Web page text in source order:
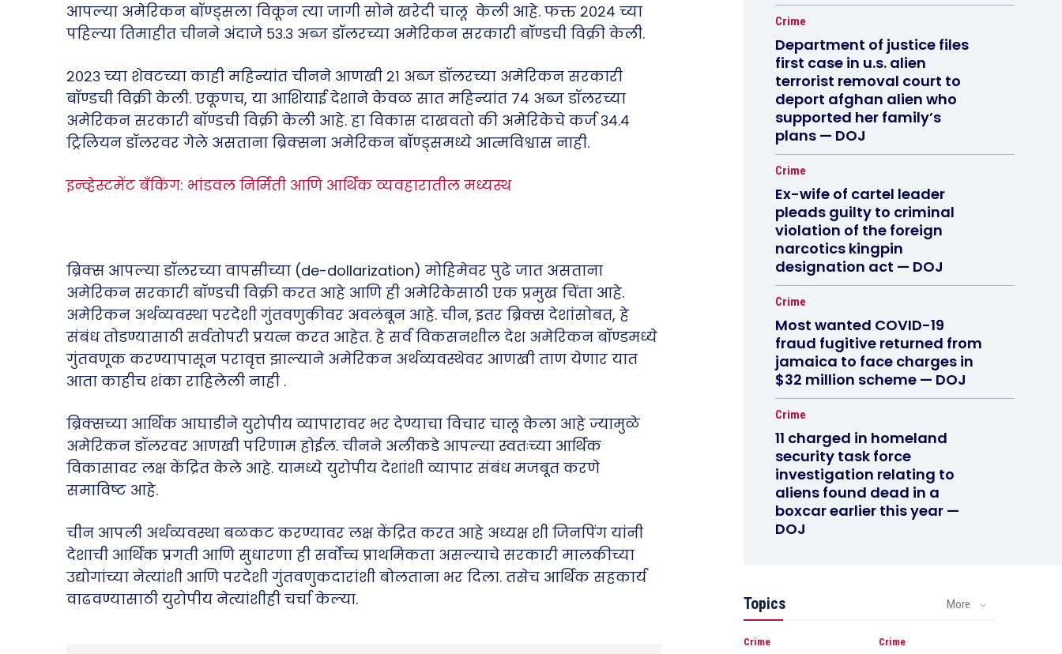
आपल्या अमेरिकन बॉण्ड्सला विकून त्या जागी सोने खरेदी चालू केली आहे. फक्त २०२४ च्या
पहिल्या तिमाहीत चीनने अंदाजे ५३.३ अब्ज डॉलरच्या अमेरिकन सरकारी बॉण्डची विक्री केली.
२०२३ च्या शेवटच्या काही महिन्यांत चीनने आणखी २१ अब्ज डॉलरच्या अमेरिकन सरकारी
बॉण्डची विक्री केली. एकूणच, या आशियाई देशाने केवळ सात महिन्यांत ७४ अब्ज डॉलरच्या
अमेरिकन सरकारी बॉण्डची विक्री केली आहे. हा विकास दाखवतो की अमेरिकेचे कर्ज ३४.४
ट्रिलियन डॉलरवर गेले असताना ब्रिक्सना अमेरिकन बॉण्ड्समध्ये आत्मविश्वास नाही.
इन्व्हेस्टमेंट बँकिंग: भांडवल निर्मिती आणि आर्थिक व्यवहारातील मध्यस्थ
ब्रिक्स आपल्या डॉलरच्या वापसीच्या (de-dollarization) मोहिमेवर पुढे जात असताना
अमेरिकन सरकारी बॉण्डची विक्री करत आहे आणि ही अमेरिकेसाठी एक प्रमुख चिंता आहे.
अमेरिकन अर्थव्यवस्था परदेशी गुंतवणुकीवर अवलंबून आहे. चीन, इतर ब्रिक्स देशांसोबत, हे
संबंध तोडण्यासाठी सर्वतोपरी प्रयत्न करत आहेत. हे सर्व विकसनशील देश अमेरिकन बॉण्डमध्ये
गुंतवणूक करण्यापासून परावृत्त झाल्याने अमेरिकन अर्थव्यवस्थेवर आणखी ताण येणार यात
आता काहीच शंका राहिलेली नाही .
ब्रिक्सच्या आर्थिक आघाडीने युरोपीय व्यापारावर भर देण्याचा विचार चालू केला आहे ज्यामुळे
अमेरिकन डॉलरवर आणखी परिणाम होईल. चीनने अलीकडे आपल्या स्वतःच्या आर्थिक
विकासावर लक्ष केंद्रित केले आहे. यामध्ये युरोपीय देशांशी व्यापार संबंध मजबूत करणे
समाविष्ट आहे.
चीन आपली अर्थव्यवस्था बळकट करण्यावर लक्ष केंद्रित करत आहे अध्यक्ष शी जिनपिंग यांनी
देशाची आर्थिक प्रगती आणि सुधारणा ही सर्वोच्च प्राथमिकता असल्याचे सरकारी मालकीच्या
उद्योगांच्या नेत्यांशी आणि परदेशी गुंतवणुकदारांशी बोलताना भर दिला. तसेच आर्थिक सहकार्य
वाढवण्यासाठी युरोपीय नेत्यांशीही चर्चा केल्या.
Crime
Department of justice files
first case in u.s. alien
terrorist removal court to
deport afghan alien who
supported her family’s
plans — DOJ
Crime
Ex-wife of cartel leader
pleads guilty to criminal
violation of the foreign
narcotics kingpin
designation act — DOJ
Crime
Most wanted COVID-19
fraud fugitive returned from
jamaica to face charges in
$32 million scheme — DOJ
Crime
11 charged in homeland
security task force
investigation relating to
aliens found dead in a
boxcar earlier this year —
DOJ
Topics More
Crime Crime